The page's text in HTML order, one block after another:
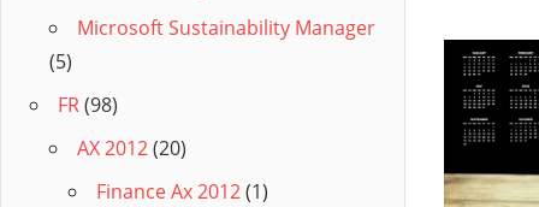
Microsoft Sustainability Manager
(5)
FR(98)
AX 2012(20)
Finance Ax 2012(1)